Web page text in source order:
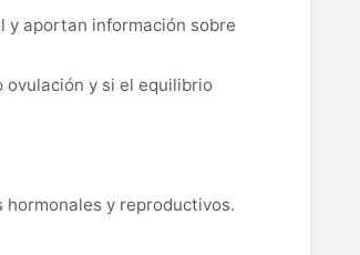
y aportan información sobre
ovulación y si el equilibrio
y reproductivos.